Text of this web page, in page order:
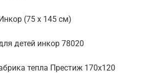
(75 х 145 см)
детей инкор 78020
тепла Престиж 170х120